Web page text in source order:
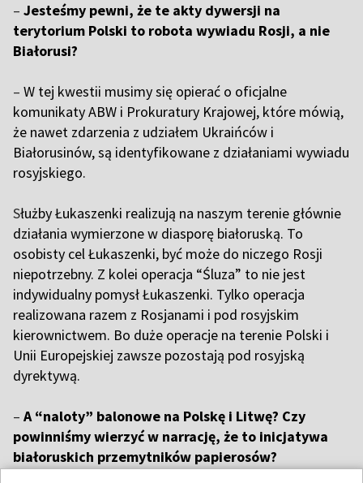
– Jesteśmy pewni, że te akty dywersji na
terytorium Polski to robota wywiadu Rosji, a nie
Białorusi?
– W tej kwestii musimy się opierać o oficjalne
komunikaty ABW i Prokuratury Krajowej, które mówią,
że nawet zdarzenia z udziałem Ukraińców i
Białorusinów, są identyfikowane z działaniami wywiadu
rosyjskiego.
Służby Łukaszenki realizują na naszym terenie głównie
działania wymierzone w diasporę białoruską. To
osobisty cel Łukaszenki, być może do niczego Rosji
niepotrzebny. Z kolei operacja “Śluza” to nie jest
indywidualny pomysł Łukaszenki. Tylko operacja
realizowana razem z Rosjanami i pod rosyjskim
kierownictwem. Bo duże operacje na terenie Polski i
Unii Europejskiej zawsze pozostają pod rosyjską
dyrektywą.
– A “naloty” balonowe na Polskę i Litwę? Czy
powinniśmy wierzyć w narrację, że to inicjatywa
białoruskich przemytników papierosów?